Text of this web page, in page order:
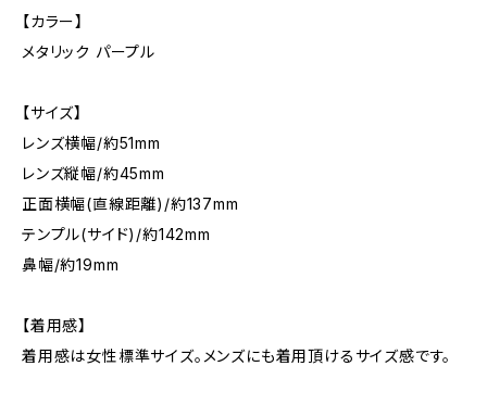
【カラー】
メタリック パープル
【サイズ】
レンズ横幅/約51mm
レンズ縦幅/約45mm
正面横幅(直線距離)/約137mm
テンプル(サイド)/約142mm
鼻幅/約19mm
【着用感】
着用感は女性標準サイズ。メンズにも着用頂けるサイズ感です。